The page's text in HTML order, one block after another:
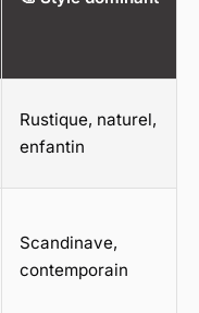
Rustique, naturel,
enfantin
Scandinave,
contemporain